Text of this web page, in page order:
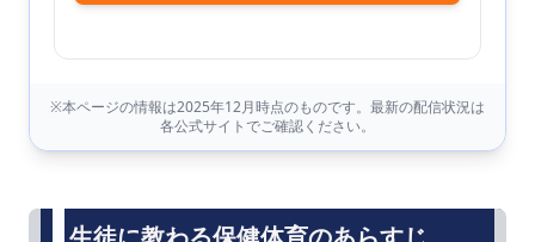
※本ページの情報は2025年12月時点のものです。最新の配信状況は
各公式サイトでご確認ください。